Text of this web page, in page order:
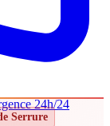
24h/24
Serrure